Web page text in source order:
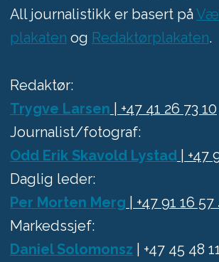
All journalistikk er basert på
plakaten og Redaktørplakaten.
Redaktør:
Trygve Larsen | +47 41 26 73 10
Journalist/fotograf:
Odd Erik Skavold Lystad| +47
Daglig leder:
Per Morten Merg | +47 91 16
Markedssjef:
Daniel Solomonsz | +47 45 48